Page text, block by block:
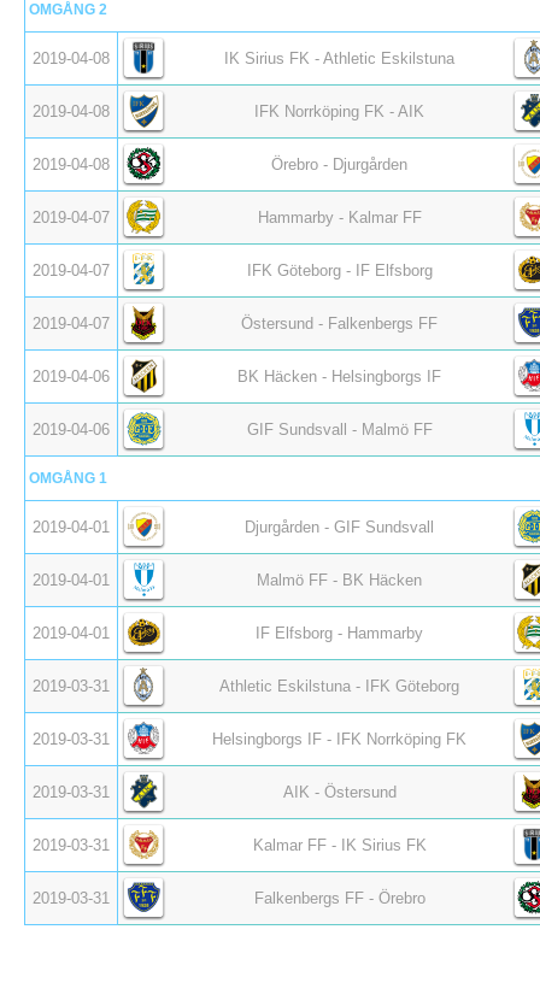
OMGÅNG 2
2019-04-08 IK Sirius FK - Athletic Eskilstuna
2019-04-08 IFK Norrköping FK - AIK
2019-04-08 Örebro - Djurgården
2019-04-07 Hammarby - Kalmar FF
2019-04-07 IFK Göteborg - IF Elfsborg
2019-04-07 Östersund - Falkenbergs FF
2019-04-06 BK Häcken - Helsingborgs IF
2019-04-06 GIF Sundsvall - Malmö FF
OMGÅNG 1
2019-04-01 Djurgården - GIF Sundsvall
2019-04-01 Malmö FF - BK Häcken
2019-04-01 IF Elfsborg - Hammarby
2019-03-31 Athletic Eskilstuna - IFK Göteborg
2019-03-31 Helsingborgs IF - IFK Norrköping FK
2019-03-31 AIK - Östersund
2019-03-31 Kalmar FF - IK Sirius FK
2019-03-31 Falkenbergs FF - Örebro